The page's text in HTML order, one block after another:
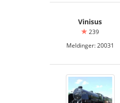
Vinisus
239
Meldinger: 20031